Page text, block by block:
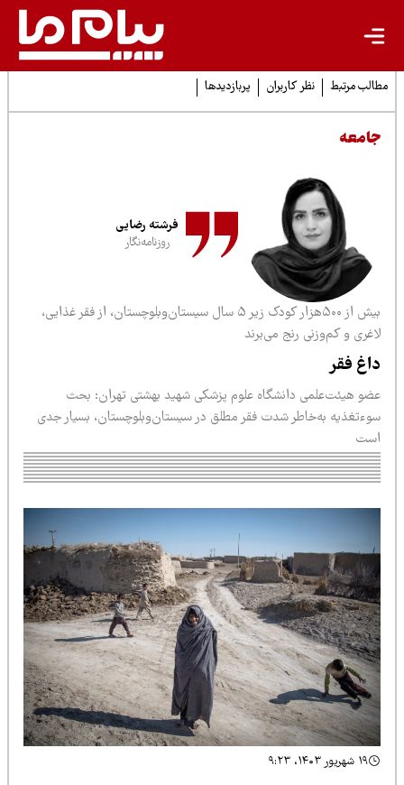
مرتبط نظر کاربران پربازدیدها
فرشته رضایی
روزنامه‌نگار
بیش از ۵۰۰هزار کودک زیر ۵ سال سیستان‌وبلوچستان، از فقر غذایی،
و کم‌وزنی رنج می‌برند
فقر
هیئت‌علمی دانشگاه علوم پزشکی شهید بهشتی تهران: بحث
به‌خاطر شدت فقر مطلق در سیستان‌وبلوچستان، بسیار جدی